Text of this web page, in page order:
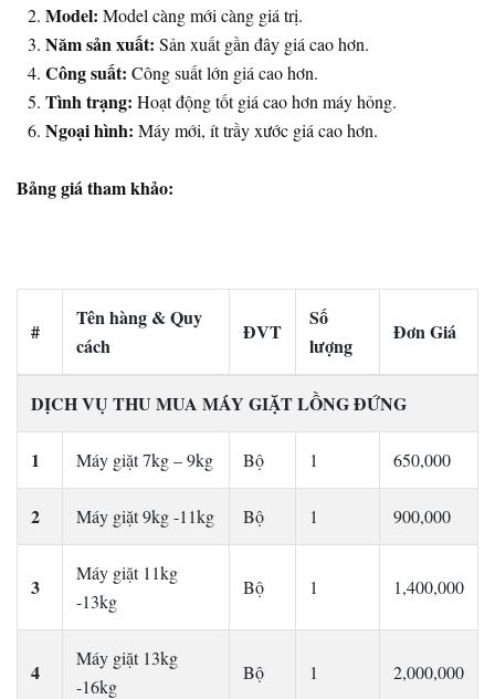
Model: Model càng mới càng giá trị.
Năm sản xuất: Sản xuất gần đây giá cao hơn.
Công suất: Công suất lớn giá cao hơn.
Tình trạng: Hoạt động tốt giá cao hơn máy hỏng.
Ngoại hình: Máy mới, ít trầy xước giá cao hơn.
Bảng giá tham khảo:
#
Tên hàng & Quy
cách
ĐVT
Số
lượng
Đơn Giá
DỊCH VỤ THU MUA MÁY GIẶT LỒNG ĐỨNG
1 Máy giặt 7kg – 9kg Bộ 1 650,000
2 Máy giặt 9kg -11kg Bộ 1 900,000
3
Máy giặt 11kg
-13kg
Bộ 1 1,400,000
4
Máy giặt 13kg
-16kg
Bộ 1 2,000,000